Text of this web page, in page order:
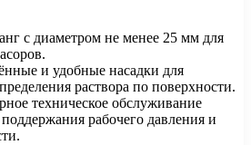
с диаметром не менее 25 мм для
и удобные насадки для
раствора по поверхности.
техническое обслуживание
рабочего давления и